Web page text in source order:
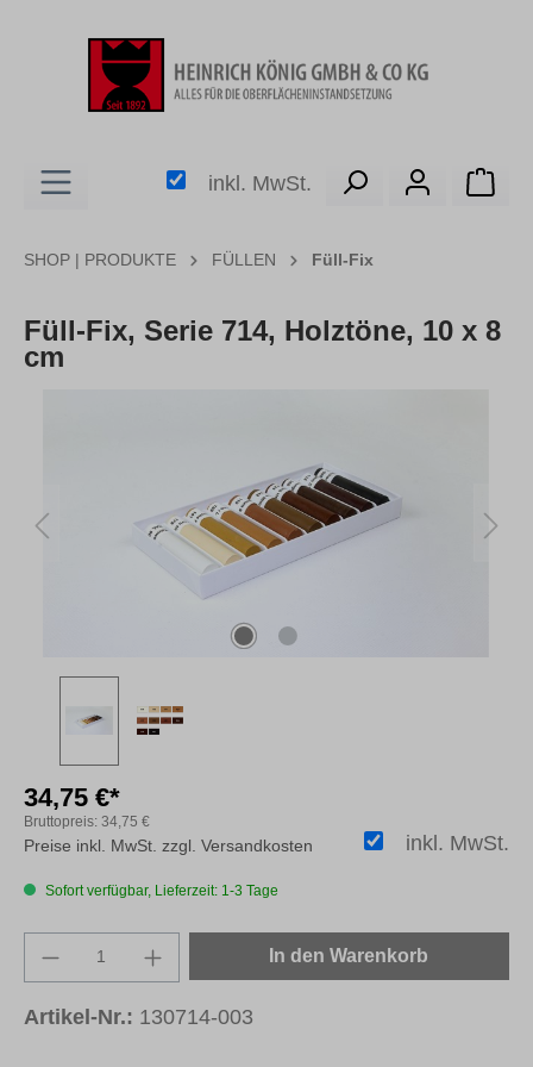
inkl. MwSt.
SHOP | PRODUKTE FÜLLEN Füll-Fix
Füll-Fix, Serie 714, Holztöne, 10 x 8
cm
34,75 €*
Bruttopreis: 34,75 €
inkl. MwSt.
Preise inkl. MwSt. zzgl. Versandkosten
Sofort verfügbar, Lieferzeit: 1-3 Tage
Produkt Anzahl: Gib den gewünschten
In den Warenkorb
Artikel-Nr.: 130714-003